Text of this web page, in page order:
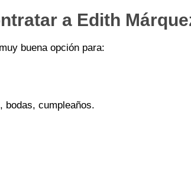
a Edith
buena opción para:
bodas, cumpleaños.